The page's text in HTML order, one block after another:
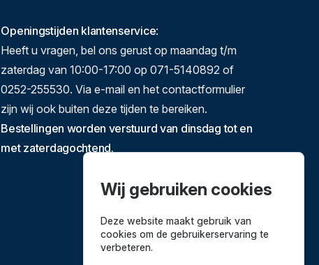
Openingstijden klantenservice:
Heeft u vragen, bel ons gerust op maandag t/m
zaterdag van 10:00-17:00 op 071-5140892 of
0252-255530. Via e-mail en het contactformulier
zijn wij ook buiten deze tijden te bereiken.
Bestellingen worden verstuurd van dinsdag tot en
met zaterdagochtend.
Wij gebruiken cookies
Deze website maakt gebruik van
cookies om de gebruikerservaring te
verbeteren.